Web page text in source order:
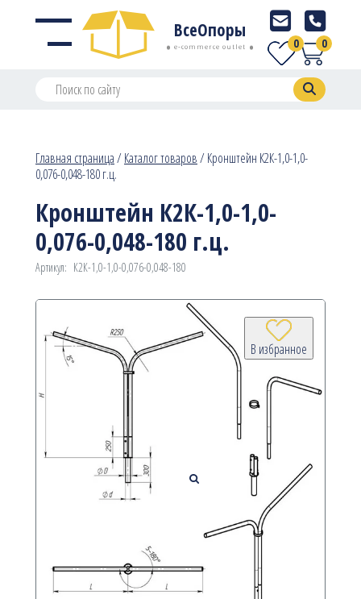
ВсеОпоры
e-commerce outlet 0
0
Главная страница/Каталог товаров/Кронштейн К2К-1,0-1,0-
0,076-0,048-180 г.ц.
Кронштейн К2К-1,0-1,0-
0,076-0,048-180 г.ц.
Артикул: К2К-1,0-1,0-0,076-0,048-180
В избранное